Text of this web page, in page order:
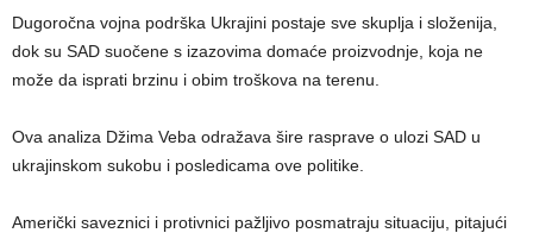
Dugoročna vojna podrška Ukrajini postaje sve skuplja i složenija,
dok su SAD suočene s izazovima domaće proizvodnje, koja ne
može da isprati brzinu i obim troškova na terenu.
Ova analiza Džima Veba odražava šire rasprave o ulozi SAD u
ukrajinskom sukobu i posledicama ove politike.
Američki saveznici i protivnici pažljivo posmatraju situaciju, pitajući